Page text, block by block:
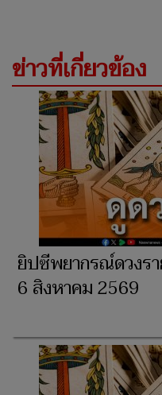
ข่าวที่เกี่ยวข้อง
ยิปซีพยากรณ์ดวงร
6 สิงหาคม 2569